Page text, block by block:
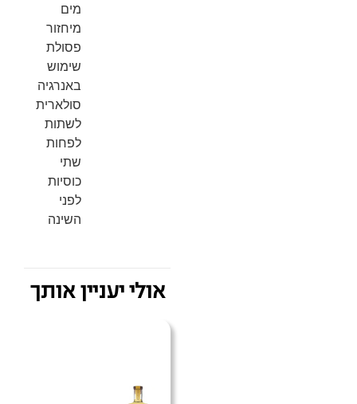
מים
מיחזור
פסולת
שימוש
באנרגיה
סולארית
לשתות
לפחות
שתי
כוסיות
לפני
השינה
אולי יעניין אותך